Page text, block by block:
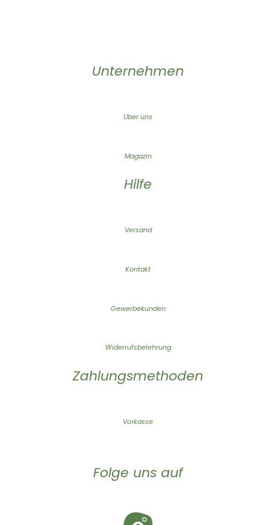
Unternehmen
Über uns
Magazin
Hilfe
Versand
Kontakt
Gewerbekunden
Widerrufsbelehrung
Zahlungsmethoden
Vorkasse
Folge uns auf